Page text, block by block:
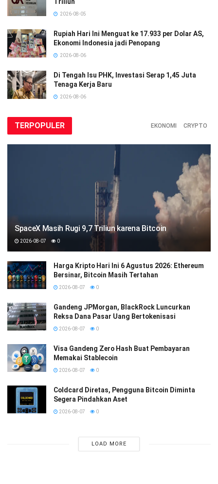
Triliun
2026-08-05
Rupiah Hari Ini Menguat ke 17.933 per Dolar AS,
Ekonomi Indonesia jadi Penopang
2026-08-06
Di Tengah Isu PHK, Investasi Serap 1,45 Juta
Tenaga Kerja Baru
2026-08-06
TERPOPULER EKONOMI CRYPTO
SpaceX Masih Rugi 9,7 Triliun karena Bitcoin
2026-08-07 0
Harga Kripto Hari Ini 6 Agustus 2026: Ethereum
Bersinar, Bitcoin Masih Tertahan
2026-08-07 0
Gandeng JPMorgan, BlackRock Luncurkan
Reksa Dana Pasar Uang Bertokenisasi
2026-08-07 0
Visa Gandeng Zero Hash Buat Pembayaran
Memakai Stablecoin
2026-08-07 0
Coldcard Diretas, Pengguna Bitcoin Diminta
Segera Pindahkan Aset
2026-08-07 0
LOAD MORE